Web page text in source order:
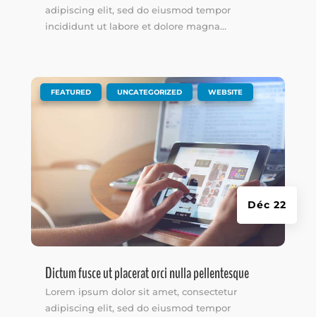
adipiscing elit, sed do eiusmod tempor
incididunt ut labore et dolore magna...
Dictum fusce ut placerat orci nulla pellentesque
Déc 22
FEATURED UNCATEGORIZED WEBSITE
Lorem ipsum dolor sit amet, consectetur
adipiscing elit, sed do eiusmod tempor